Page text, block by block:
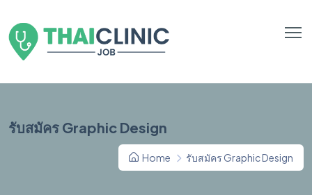
รับสมัคร Graphic Design
Home รับสมัคร Graphic Design